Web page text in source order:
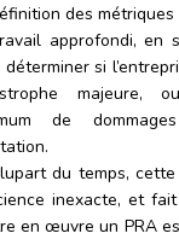
des métriques
approfondi, en
déterminer si
majeure,
de
du temps,
inexacte, et
en œuvre un PRA